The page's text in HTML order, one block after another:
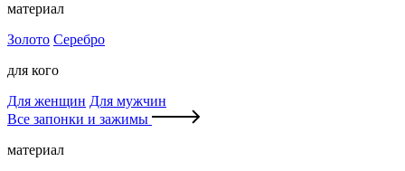
материал
Золото Серебро
для кого
Для женщин Для мужчин
Все запонки и зажимы
материал